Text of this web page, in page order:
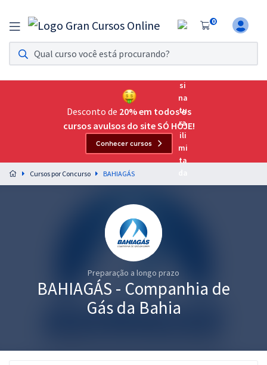
0
Assinatura Ilimitada 11
Acesso a todos os cursos. Teste grátis por 7 dias!
Assinatura OAB Até Passar
Acesso ilimitado a toda preparação para o Exame da
Preparação completa e intensiva para as principais
residências em saúde do Brasil
Desconto de 20% em todos os
cursos avulsos do site SÓ HOJE!
Conhecer cursos
Cursos por Concurso BAHIAGÁS
Preparação a longo prazo
BAHIAGÁS - Companhia de
Gás da Bahia